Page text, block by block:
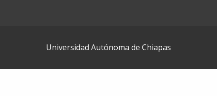
Universidad Autónoma de Chiapas